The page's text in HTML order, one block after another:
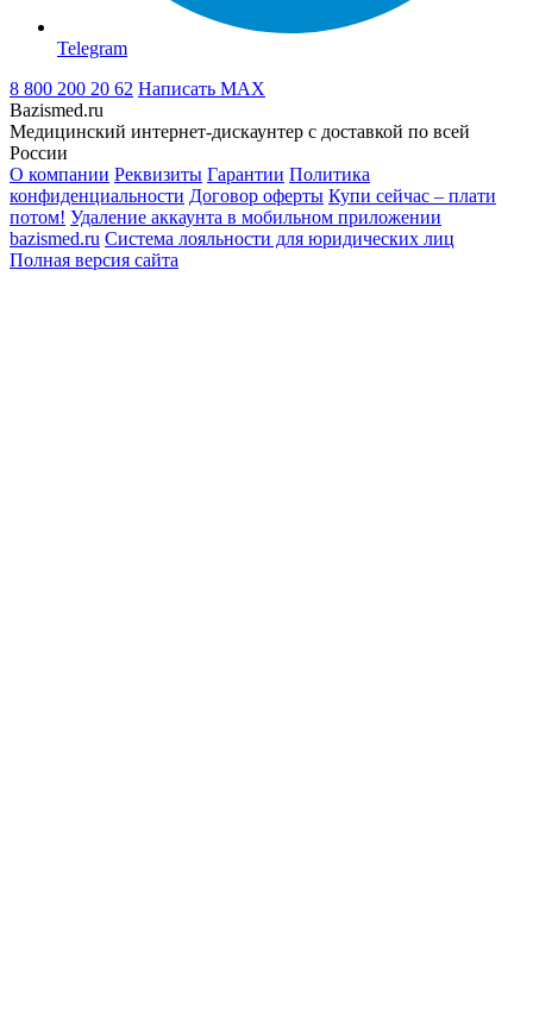
Telegram
8 800 200 20 62 Написать MAX
Bazismed.ru
Медицинский интернет-дискаунтер с доставкой по всей
России
О компании Реквизиты Гарантии Политика
конфиденциальности Договор оферты Купи сейчас – плати
потом! Удаление аккаунта в мобильном приложении
bazismed.ru Система лояльности для юридических лиц
Полная версия сайта